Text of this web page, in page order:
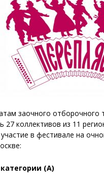
заочного отборочного
27 коллективов из 11
в фестивале на
(А)